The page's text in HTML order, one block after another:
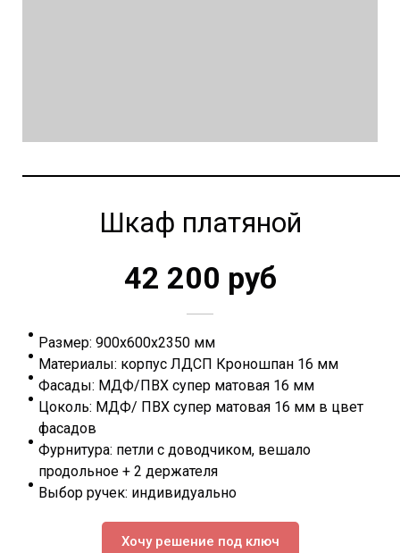
Шкаф платяной
42 200 руб
Размер: 900х600х2350 мм
Материалы: корпус ЛДСП Кроношпан 16 мм
Фасады: МДФ/ПВХ супер матовая 16 мм
Цоколь: МДФ/ ПВХ супер матовая 16 мм в цвет
фасадов
Фурнитура: петли с доводчиком, вешало
продольное + 2 держателя
Выбор ручек: индивидуально
Хочу решение под ключ